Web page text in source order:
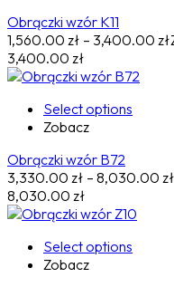
Obrączki wzór K11
1,560.00 zł – 3,400.00 zł
3,400.00 zł
Select options
Zobacz
Obrączki wzór B72
3,330.00 zł – 8,030.00 zł
8,030.00 zł
Select options
Zobacz